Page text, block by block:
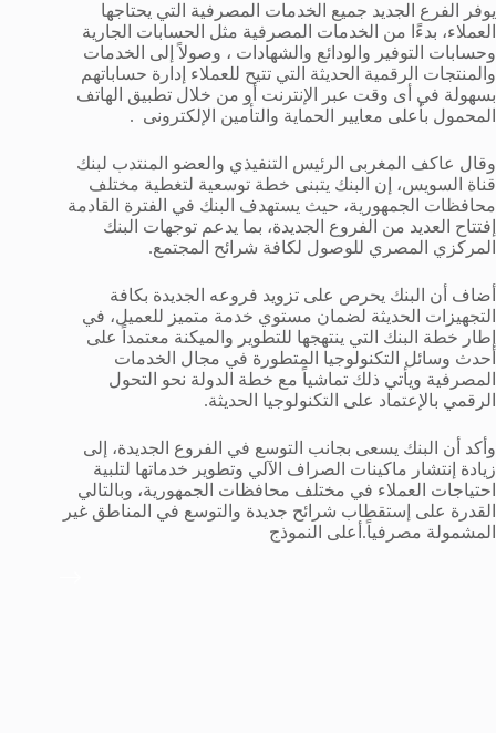
يوفر الفرع الجديد جميع الخدمات المصرفية التي يحتاجها
العملاء، بدءًا من الخدمات المصرفية مثل الحسابات الجارية
وحسابات التوفير والودائع والشهادات ، وصولاً إلى الخدمات
والمنتجات الرقمية الحديثة التي تتيح للعملاء إدارة حساباتهم
بسهولة في أى وقت عبر الإنترنت أو من خلال تطبيق الهاتف
المحمول بأعلى معايير الحماية والتأمين الإلكترونى .
وقال عاكف المغربى الرئيس التنفيذي والعضو المنتدب لبنك
قناة السويس، إن البنك يتبنى خطة توسعية لتغطية مختلف
محافظات الجمهورية، حيث يستهدف البنك في الفترة القادمة
إفتتاح العديد من الفروع الجديدة، بما يدعم توجهات البنك
المركزي المصري للوصول لكافة شرائح المجتمع.
أضاف أن البنك يحرص على تزويد فروعه الجديدة بكافة
التجهيزات الحديثة لضمان مستوي خدمة متميز للعميل، في
إطار خطة البنك التي ينتهجها للتطوير والميكنة معتمداً على
أحدث وسائل التكنولوجيا المتطورة في مجال الخدمات
المصرفية ويأتي ذلك تماشياً مع خطة الدولة نحو التحول
الرقمي بالإعتماد على التكنولوجيا الحديثة.
وأكد أن البنك يسعى بجانب التوسع في الفروع الجديدة، إلى
زيادة إنتشار ماكينات الصراف الآلي وتطوير خدماتها لتلبية
احتياجات العملاء في مختلف محافظات الجمهورية، وبالتالي
القدرة على إستقطاب شرائح جديدة والتوسع في المناطق غير
المشمولة مصرفياً.أعلى النموذج